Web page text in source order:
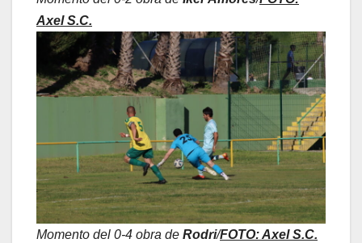
Axel S.C.
Momento del 0-4 obra de Rodri/FOTO: Axel S.C.